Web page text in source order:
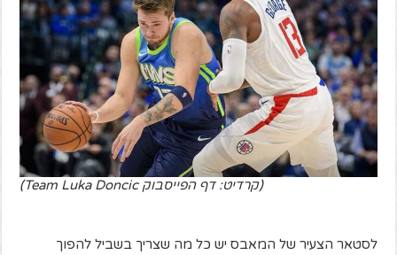
(קרדיט: דף הפייסבוק Team Luka Doncic)
לסטאר הצעיר של המאבס יש כל מה שצריך בשביל להפוך